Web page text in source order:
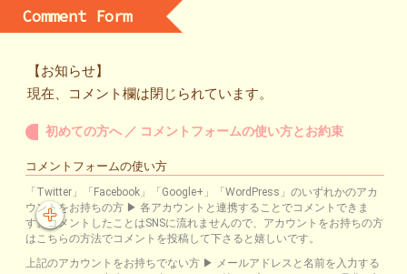
Comment Form
【お知らせ】
現在、コメント欄は閉じられています。
初めての方へ ／ コメントフォームの使い方とお約束
コメントフォームの使い方
「Twitter」「Facebook」「Google+」「WordPress」のいずれかのアカ
ウントをお持ちの方 ▶ 各アカウントと連携することでコメントできま
す。コメントしたことはSNSに流れませんので、アカウントをお持ちの方
はこちらの方法でコメントを投稿して下さると嬉しいです。
上記のアカウントをお持ちでない方 ▶ メールアドレスと名前を入力する